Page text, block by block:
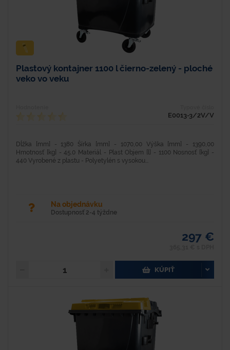
Plastový kontajner 1100 l čierno-zelený - ploché
veko vo veku
E0013-3/2V/V
Dĺžka [mm] - 1380 Šírka [mm] - 1070,00 Výška [mm] - 1390,00
Hmotnosť [kg] - 45.0 Materiál - Plast Objem [l] - 1100 Nosnosť [kg] -
440 Vyrobené z plastu - Polyetylén s vysokou...
Na objednávku
Dostupnosť 2-4 týždne
297 €
KÚPIŤ